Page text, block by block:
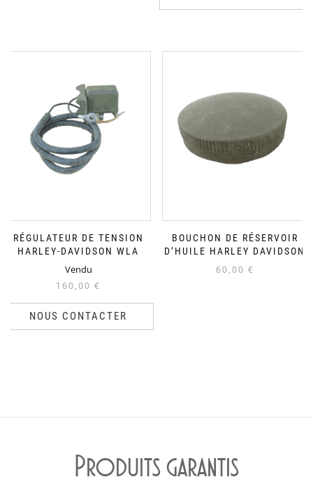
RÉGULATEUR DE TENSION
HARLEY-DAVIDSON WLA
Vendu
160,00 €
NOUS CONTACTER
BOUCHON DE RÉSERVOIR
D’HUILE HARLEY DAVIDSON
60,00 €
Produits garantis